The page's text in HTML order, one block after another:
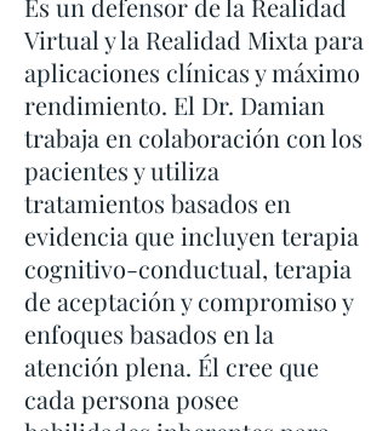
Es un defensor de la Realidad
Virtual y la Realidad Mixta para
aplicaciones clínicas y máximo
rendimiento. El Dr. Damian
trabaja en colaboración con los
pacientes y utiliza
tratamientos basados en
evidencia que incluyen terapia
cognitivo-conductual, terapia
de aceptación y compromiso y
enfoques basados en la
atención plena. Él cree que
cada persona posee